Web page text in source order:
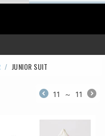
/ JUNIOR SUIT
11 ～ 11